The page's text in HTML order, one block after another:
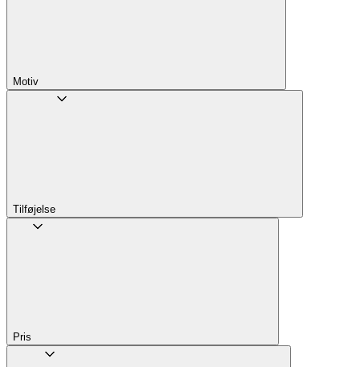
Motiv
Tilføjelse
Pris